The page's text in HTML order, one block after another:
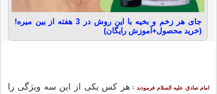
جای هر زخم و بخیه با این روش در 3 هفته از بین میره!
(خرید محصول+آموزش رایگان)
امام صادق علیه السلام فرمودند : هر کس یکی از این سه ویژگی را